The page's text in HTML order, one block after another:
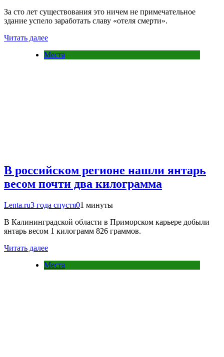
За сто лет существования это ничем не примечательное
здание успело заработать славу «отеля смерти».
Читать далее
Места
В российском регионе нашли янтарь
весом почти два килограмма
Lenta.ru3 года спустя01 минуты
В Калининградской области в Приморском карьере добыли
янтарь весом 1 килограмм 826 граммов.
Читать далее
Места